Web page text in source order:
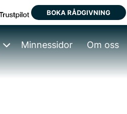
BOKA RÅDGIVNING
Minnessidor Om oss